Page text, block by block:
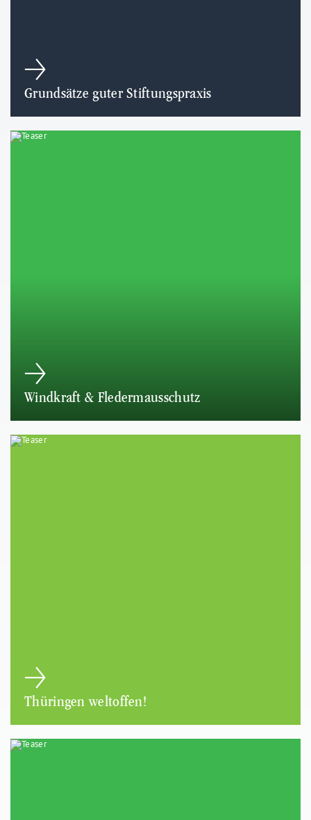
Grundsätze guter Stiftungspraxis
Windkraft & Fledermausschutz
Thüringen weltoffen!